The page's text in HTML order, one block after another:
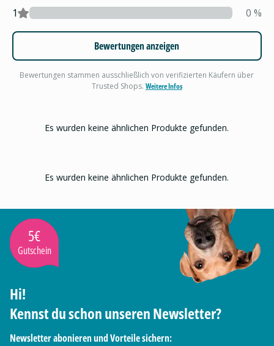
1 0 %
Bewertungen anzeigen
Bewertungen stammen ausschließlich von verifizierten Käufern über
Trusted Shops. Weitere Infos
Es wurden keine ähnlichen Produkte gefunden.
Es wurden keine ähnlichen Produkte gefunden.
5€
Gutschein
Hi!
Kennst du schon unseren Newsletter?
Newsletter abonieren und Vorteile sichern: